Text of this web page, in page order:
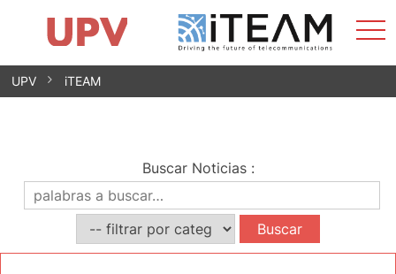
Saltar
Impacto
Grupos de investigación
Instalaciones
Spin-offs
Contacto
Prácticas
Noticias
Unidad de Igualdad
UPV iTEAM
Buscar Noticias: